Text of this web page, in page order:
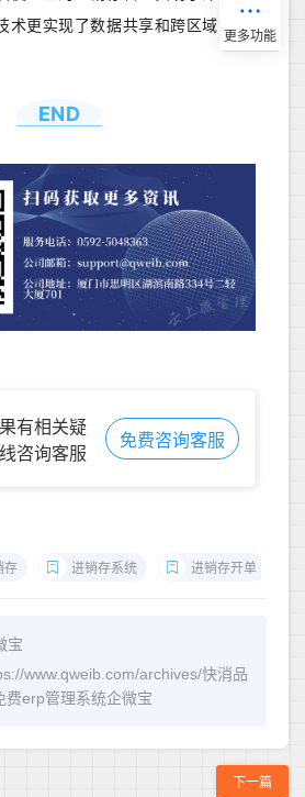
术更实现了数据共享和跨区域管
END
有相关疑
咨询客服
免费咨询客服
存 进销存系统 进销存开单
宝
www.qweib.com/archives/快消品
费erp管理系统企微宝
下一篇